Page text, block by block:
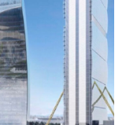
MOBILE
y
de Europa.